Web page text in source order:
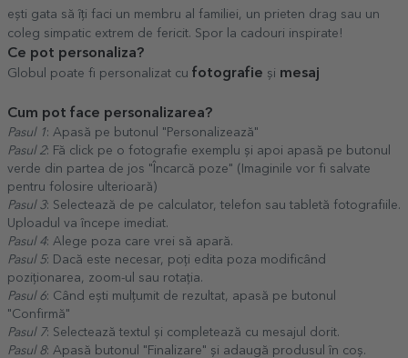
ești gata să îți faci un membru al familiei, un prieten drag sau un
coleg simpatic extrem de fericit. Spor la cadouri inspirate!
Ce pot personaliza?
Globul poate fi personalizat cu fotografie și mesaj
Cum pot face personalizarea?
Pasul 1: Apasă pe butonul "Personalizează"
Pasul 2: Fă click pe o fotografie exemplu și apoi apasă pe butonul
verde din partea de jos "Încarcă poze" (Imaginile vor fi salvate
pentru folosire ulterioară)
Pasul 3: Selectează de pe calculator, telefon sau tabletă fotografiile.
Uploadul va începe imediat.
Pasul 4: Alege poza care vrei să apară.
Pasul 5: Dacă este necesar, poți edita poza modificând
poziționarea, zoom-ul sau rotația.
Pasul 6: Când ești mulțumit de rezultat, apasă pe butonul
"Confirmă"
Pasul 7: Selectează textul și completează cu mesajul dorit.
Pasul 8: Apasă butonul "Finalizare" și adaugă produsul în coș.